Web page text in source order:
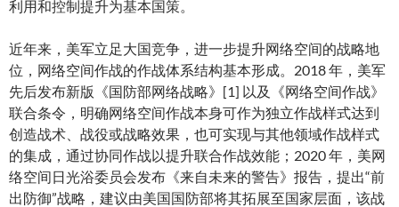
利用和控制提升为基本国策。
近年来，美军立足大国竞争，进一步提升网络空间的战略地
位，网络空间作战的作战体系结构基本形成。2018 年，美军
先后发布新版《国防部网络战略》[1] 以及《网络空间作战》
联合条令，明确网络空间作战本身可作为独立作战样式达到
创造战术、战役或战略效果，也可实现与其他领域作战样式
的集成，通过协同作战以提升联合作战效能；2020 年，美网
络空间日光浴委员会发布《来自未来的警告》报告，提出“前
出防御”战略，建议由美国国防部将其拓展至国家层面，该战